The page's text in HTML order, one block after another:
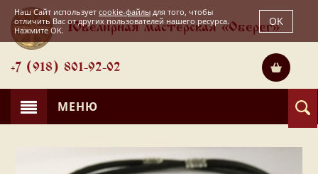
Ювелирная мастерская «Оберег»
+7 (918) 801-92-02
МЕНЮ
Наш Сайт использует cookie-файлы для того, чтобы
отличить Вас от других пользователей нашего ресурса.
Нажмите OK.
OK